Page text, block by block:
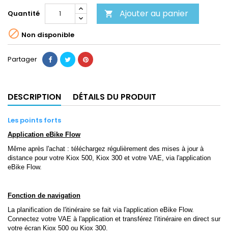
Quantité  Ajouter au panier
 Non disponible
Partager
DESCRIPTION DÉTAILS DU PRODUIT
Les points forts
Application eBike Flow
Même après l'achat : téléchargez régulièrement des mises à jour à
distance pour votre Kiox 500, Kiox 300 et votre VAE, via l'application
eBike Flow.
Fonction de navigation
La planification de l'itinéraire se fait via l'application eBike Flow.
Connectez votre VAE à l'application et transférez l'itinéraire en direct sur
votre écran Kiox 500 ou Kiox 300.